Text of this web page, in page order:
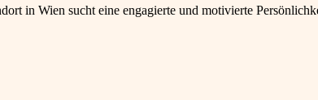
in Wien sucht eine engagierte und motivierte